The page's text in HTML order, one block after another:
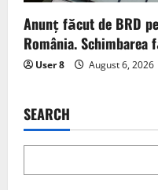
Anunț făcut de BRD
România.
User 8 August 6, 2026
SEARCH